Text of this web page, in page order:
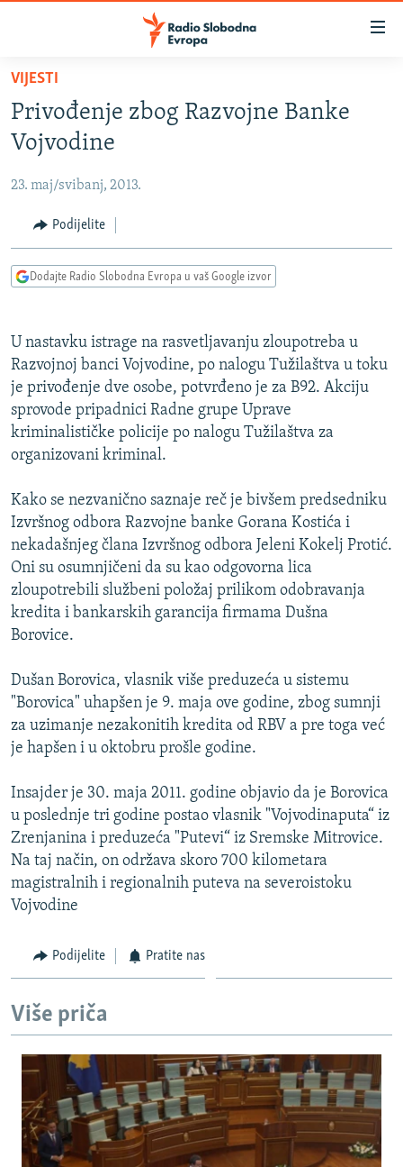
Pređite
glavni
sadržaj
Pređite
na
navigaciju
Pređite
na
BOSNA I HERCEGOVINA
SRBIJA
KOSOVO
CRNA GORA
VIDEO
INFOGRAFIKE
PODCASTI
KINA NA BALKANU
RSE PRIČE IZ SVIJETA
ISPRIČAJ MI
DNEVNO@RSE
VIŠE OD NASLOVA
GENOCID U SREBRENICI
POPLAVE I KLIZIŠTA U BIH 2024.
TV LIBERTY
MOJA EVROPA
TRI DECENIJE OD RATA U BIH
SVE KARTE DEJTONA
PRATITE NAS
Sve RFE/RL stranice
VIJESTI
Privođenje zbog Razvojne Banke
Vojvodine
23. maj/svibanj, 2013.
Podijelite
Dodajte Radio Slobodna Evropa u vaš Google izvor
U nastavku istrage na rasvetljavanju zloupotreba u
Razvojnoj banci Vojvodine, po nalogu Tužilaštva u toku
je privođenje dve osobe, potvrđeno je za B92. Akciju
sprovode pripadnici Radne grupe Uprave
kriminalističke policije po nalogu Tužilaštva za
organizovani kriminal.
Kako se nezvanično saznaje reč je bivšem predsedniku
Izvršnog odbora Razvojne banke Gorana Kostića i
nekadašnjeg člana Izvršnog odbora Jeleni Kokelj Protić.
Oni su osumnjičeni da su kao odgovorna lica
zloupotrebili službeni položaj prilikom odobravanja
kredita i bankarskih garancija firmama Dušna
Borovice.
Dušan Borovica, vlasnik više preduzeća u sistemu
"Borovica" uhapšen je 9. maja ove godine, zbog sumnji
za uzimanje nezakonitih kredita od RBV a pre toga već
je hapšen i u oktobru prošle godine.
Insajder je 30. maja 2011. godine objavio da je Borovica
u poslednje tri godine postao vlasnik "Vojvodinaputa“ iz
Zrenjanina i preduzeća "Putevi“ iz Sremske Mitrovice.
Na taj način, on održava skoro 700 kilometara
magistralnih i regionalnih puteva na severoistoku
Vojvodine
Podijelite Pratite nas
Više priča